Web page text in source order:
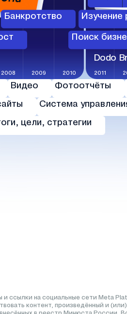
2008 2009 2010 2011
Банкротство
Dodo
Поиск
Изучение
Видео Фотоотчёты
Система
цели, стратегии
и ссылки на социальные сети Meta
контент, произведённый и